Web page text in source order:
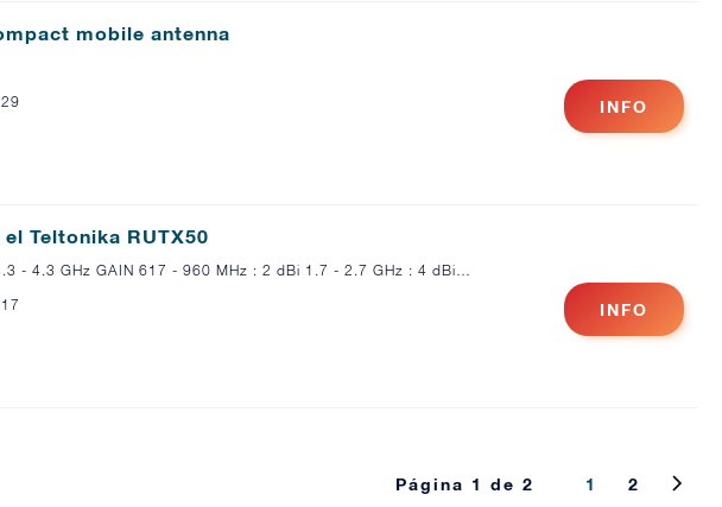
mobile antenna
INFO
Teltonika RUTX50
- 4.3 GHz GAIN 617 - 960 MHz : 2 dBi 1.7 - 2.7 GHz : 4 dBi…
INFO
Página 1 de 2 1 2